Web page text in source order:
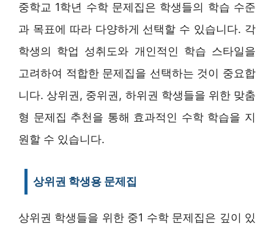
중학교 1학년 수학 문제집은 학생들의 학습 수준
과 목표에 따라 다양하게 선택할 수 있습니다. 각
학생의 학업 성취도와 개인적인 학습 스타일을
고려하여 적합한 문제집을 선택하는 것이 중요합
니다. 상위권, 중위권, 하위권 학생들을 위한 맞춤
형 문제집 추천을 통해 효과적인 수학 학습을 지
원할 수 있습니다.
상위권 학생용 문제집
상위권 학생들을 위한 중1 수학 문제집은 깊이 있